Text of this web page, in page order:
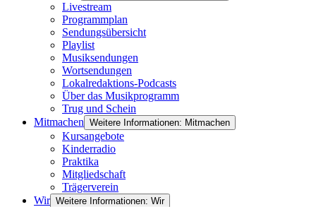
Livestream
Programmplan
Sendungsübersicht
Playlist
Musiksendungen
Wortsendungen
Lokalredaktions-Podcasts
Über das Musikprogramm
Trug und Schein
Mitmachen Weitere Informationen: Mitmachen
Kursangebote
Kinderradio
Praktika
Mitgliedschaft
Trägerverein
Wir Weitere Informationen: Wir